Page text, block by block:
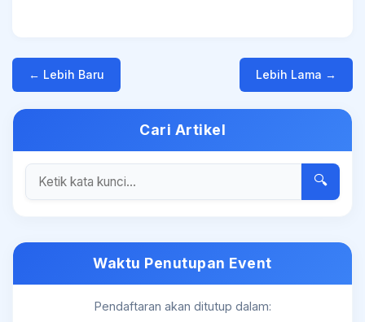
← Lebih Baru Lebih Lama →
Cari Artikel
🔍
Waktu Penutupan Event
Pendaftaran akan ditutup dalam: